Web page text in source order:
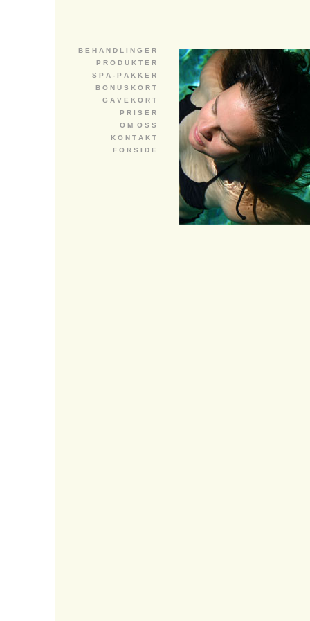
B E H A N D L I N G E R
P R O D U K T E R
S P A - P A K K E R
B O N U S K O R T
G A V E K O R T
P R I S E R
O M O S S
K O N T A K T
F O R S I D E